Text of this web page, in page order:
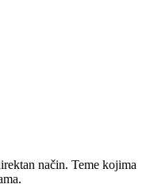
način. Teme kojima